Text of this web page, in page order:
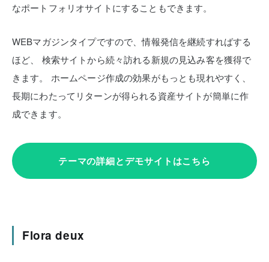
なポートフォリオサイトにすることもできます。
WEBマガジンタイプですので、情報発信を継続すればする
ほど、
検索サイトから続々訪れる新規の見込み客を獲得で
きます。
ホームページ作成の効果がもっとも現れやすく、
長期にわたってリターンが得られる資産サイトが簡単に作
成できます。
テーマの詳細とデモサイトはこちら
Flora deux